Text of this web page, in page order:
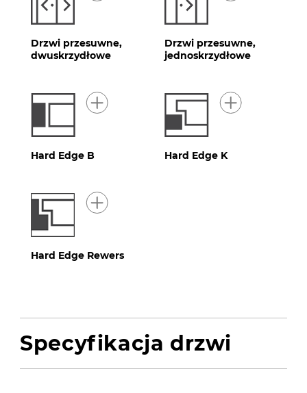
Drzwi przesuwne,
dwuskrzydłowe
Drzwi przesuwne,
jednoskrzydłowe
Hard Edge B Hard Edge K
Hard Edge Rewers
Specyfikacja drzwi